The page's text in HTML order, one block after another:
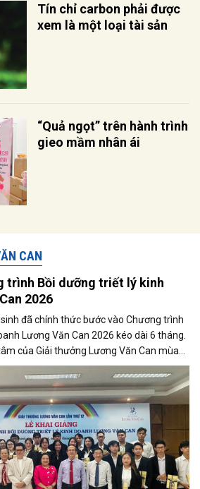
Tín chỉ carbon phải được
xem là một loại tài sản
“Quả ngọt” trên hành trình
gieo mầm nhân ái
CAN
trình Bồi dưỡng triết lý kinh
2026
đã chính thức bước vào Chương trình
Lương Văn Can 2026 kéo dài 6 tháng.
của Giải thưởng Lương Văn Can mùa